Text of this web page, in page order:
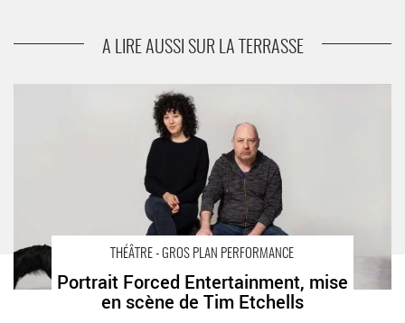
Et moi alors ?
A LIRE AUSSI SUR LA TERRASSE
THÉÂTRE - GROS PLAN PERFORMANCE
Portrait Forced Entertainment, mise
en scène de Tim Etchells
Portrait Forced Entertainment, mise en scène de Tim Etchells -